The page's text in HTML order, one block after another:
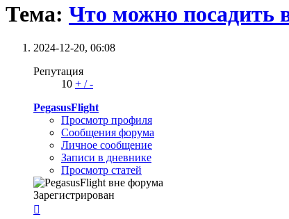
Тема: Что можно посадить
2024-12-20, 06:08
Репутация
10 + /-
PegasusFlight
Просмотр профиля
Сообщения форума
Личное сообщение
Записи в дневнике
Просмотр статей
Зарегистрирован
